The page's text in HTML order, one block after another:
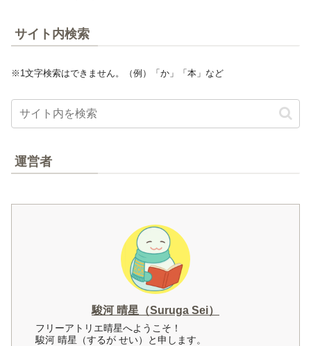
サイト内検索
※1文字検索はできません。（例）「か」「本」など
運営者
駿河 晴星（Suruga Sei）
フリーアトリエ晴星へようこそ！
駿河 晴星（するが せい）と申します。